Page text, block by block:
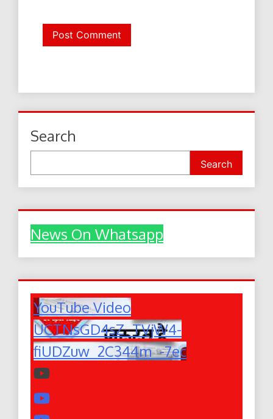
Search
Search
News On Whatsapp
YouTube Video
UCTNsGD4sZ_TVjW4-
fiUDZuw_2C344m_-7ec